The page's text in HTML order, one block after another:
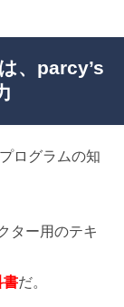
、parcy’s
ログラムの知
ター用のテキ
書だ。